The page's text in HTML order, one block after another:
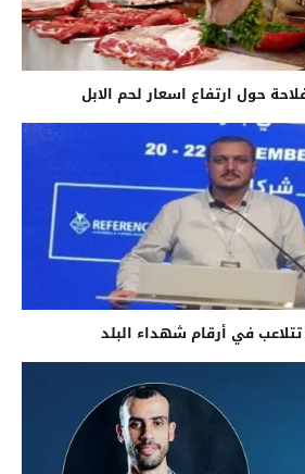
حول ارتفاع اسعار لحم الابل
تتلاعب في أرقام شهداء البلد